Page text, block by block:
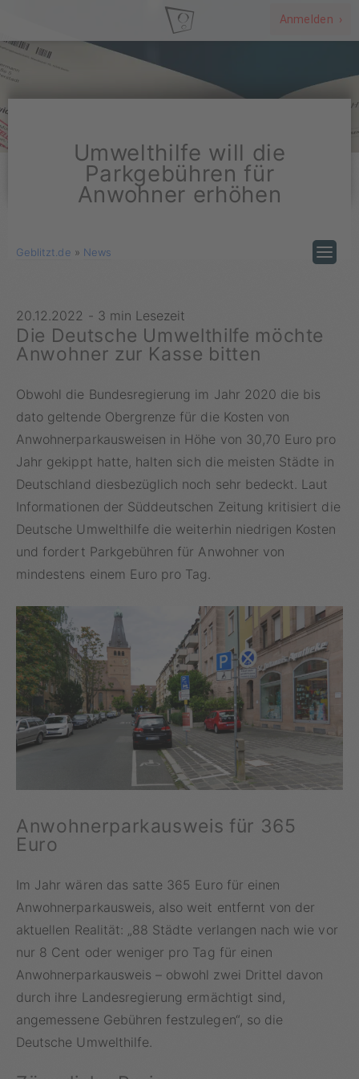
Anmelden ›
Umwelthilfe will die
Parkgebühren für
Anwohner erhöhen
Geblitzt.de » News
20.12.2022 - 3 min Lesezeit
Die Deutsche Umwelthilfe möchte
Anwohner zur Kasse bitten
Obwohl die Bundesregierung im Jahr 2020 die bis
dato geltende Obergrenze für die Kosten von
Anwohnerparkausweisen in Höhe von 30,70 Euro pro
Jahr gekippt hatte, halten sich die meisten Städte in
Deutschland diesbezüglich noch sehr bedeckt. Laut
Informationen der Süddeutschen Zeitung kritisiert die
Deutsche Umwelthilfe die weiterhin niedrigen Kosten
und fordert Parkgebühren für Anwohner von
mindestens einem Euro pro Tag.
Anwohnerparkausweis für 365
Euro
Im Jahr wären das satte 365 Euro für einen
Anwohnerparkausweis, also weit entfernt von der
aktuellen Realität: „88 Städte verlangen nach wie vor
nur 8 Cent oder weniger pro Tag für einen
Anwohnerparkausweis – obwohl zwei Drittel davon
durch ihre Landesregierung ermächtigt sind,
angemessene Gebühren festzulegen“, so die
Deutsche Umwelthilfe.